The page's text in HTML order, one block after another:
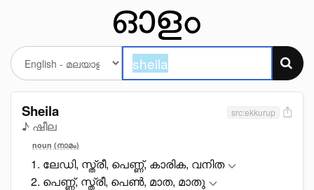
Sheila
♪ ഷീല
src:ekkurup
noun (നാമം)
ലേഡി, സ്ത്രീ, പെണ്ണ്, കാരിക, വനിത
പെണ്ണ്, സ്ത്രീ, പെൺ, മാത, മാതു